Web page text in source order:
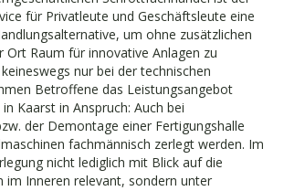
für Privatleute und Geschäftsleute eine
um ohne zusätzlichen
Ort Raum für innovative Anlagen zu
nur bei der technischen
Betroffene das Leistungsangebot
Kaarst in Anspruch: Auch bei
der Demontage einer Fertigungshalle
fachmännisch zerlegt werden. Im
nicht lediglich mit Blick auf die
im Inneren relevant, sondern unter